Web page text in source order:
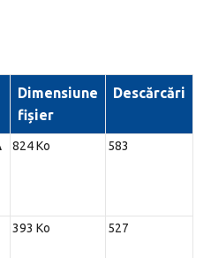
Dimensiune
fișier
Descărcări
824 Ko 583
393 Ko 527